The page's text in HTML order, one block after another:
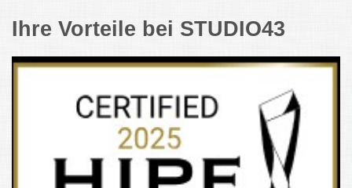
Ihre Vorteile bei STUDIO43